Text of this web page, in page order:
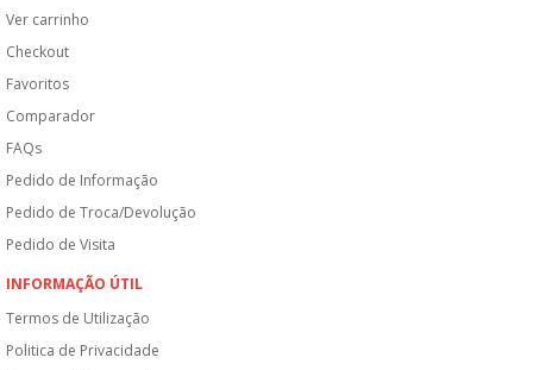
Ver carrinho
Checkout
Favoritos
Comparador
FAQs
Pedido de Informação
Pedido de Troca/Devolução
Pedido de Visita
INFORMAÇÃO ÚTIL
Termos de Utilização
Politica de Privacidade